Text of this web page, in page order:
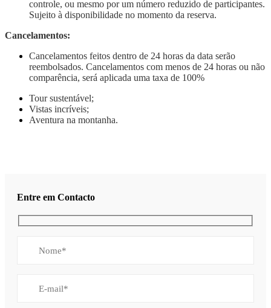
controle, ou mesmo por um número reduzido de participantes.
Sujeito à disponibilidade no momento da reserva.
Cancelamentos:
Cancelamentos feitos dentro de 24 horas da data serão
reembolsados. Cancelamentos com menos de 24 horas ou não
comparência, será aplicada uma taxa de 100%
Tour sustentável;
Vistas incríveis;
Aventura na montanha.
Entre em Contacto